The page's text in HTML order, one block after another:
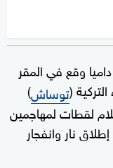
وقع في المقر
(توساش)
لقطات لمهاجمين
نار وانفجار